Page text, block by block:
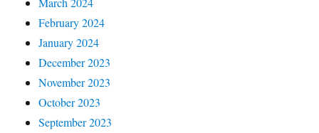
February 2024
January 2024
December 2023
November 2023
October 2023
September 2023